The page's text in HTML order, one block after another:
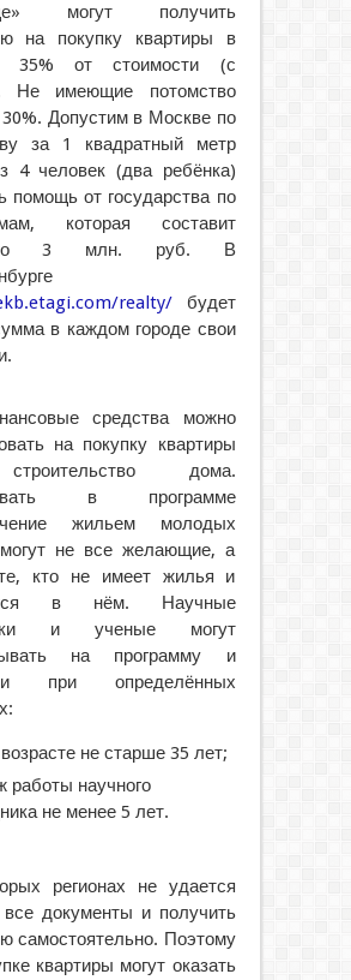
могут получить
на покупку квартиры в
35% от стоимости (с
Не имеющие потомство
30%. Допустим в Москве по
за 1 квадратный метр
4 человек (два ребёнка)
помощь от государства по
которая составит
3 млн. руб. В
realty/будет
в каждом городе свои
средства можно
на покупку квартиры
дома.
в программе
жильем молодых
не все желающие, а
кто не имеет жилья и
в нём. Научные
и ученые могут
на программу и
при определённых
не старше 35 лет;
работы научного
не менее 5 лет.
регионах не удается
все документы и получить
самостоятельно. Поэтому
квартиры могут оказать